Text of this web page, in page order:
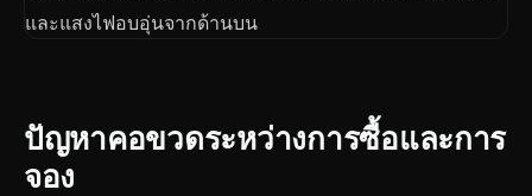
ปัญหาคอขวดระหว่างการซื้อและการ
จอง